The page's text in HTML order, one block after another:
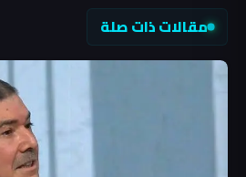
مقالات ذات صلة